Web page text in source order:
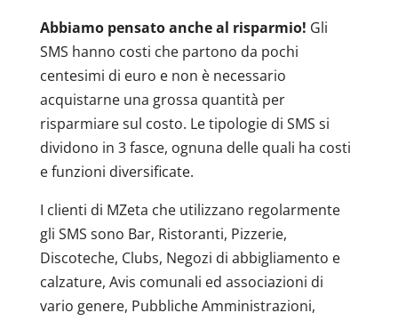
Abbiamo pensato anche al risparmio! Gli
SMS hanno costi che partono da pochi
centesimi di euro e non è necessario
acquistarne una grossa quantità per
risparmiare sul costo. Le tipologie di SMS si
dividono in 3 fasce, ognuna delle quali ha costi
e funzioni diversificate.
I clienti di MZeta che utilizzano regolarmente
gli SMS sono Bar, Ristoranti, Pizzerie,
Discoteche, Clubs, Negozi di abbigliamento e
calzature, Avis comunali ed associazioni di
vario genere, Pubbliche Amministrazioni,